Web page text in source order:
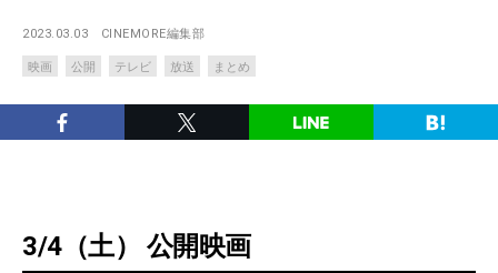
2023.03.03 CINEMORE編集部
映画 公開 テレビ 放送 まとめ
3/4（土） 公開映画